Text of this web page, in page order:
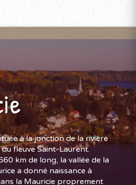
à la jonction de la rivière
fleuve Saint-Laurent.
km de long, la vallée de la
a donné naissance à
la Mauricie proprement